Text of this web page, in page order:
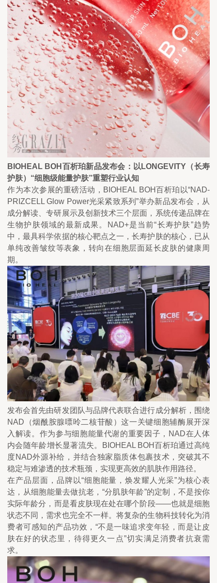
BIOHEAL BOH百析珀新品发布会：以LONGEVITY（长寿
护肤）“细胞级能量护肤”重塑行业认知
作为本次参展的重磅活动，BIOHEAL BOH百析珀以“NAD-
PRIZCELL Glow Power光采紧致系列”举办新品发布会，从
成分解读、专研展示及创新技术三个层面，系统传递品牌在
生物护肤领域的最新成果。NAD+是当前“长寿护肤”趋势
中，最具科学依据的核心靶点之一，长寿护肤的核心，已从
单纯改善皱纹等表象，转向在细胞层面延长皮肤的健康周
期。
发布会首先由研发团队与品牌代表联合进行成分解析，围绕
NAD（烟酰胺腺嘌呤二核苷酸）这一关键细胞辅酶展开深
入解读。作为参与细胞能量代谢的重要因子，NAD在人体
内会随年龄增长显著流失。BIOHEAL BOH百析珀通过高纯
度NAD外源补给，并结合独家脂质体包裹技术，突破其不
稳定与难渗透的技术瓶颈，实现更高效的肌肤作用路径。
在产品层面，品牌以“细胞能量，焕发耀人光采”为核心表
达，从细胞能量去做抗老，“分肌肤年龄”的定制，不是按你
实际年龄分，而是看皮肤现在处在哪个阶段——也就是细胞
状态不同，需求也完全不一样。将复杂的生物科技转化为消
费者可感知的产品功效，“不是一味追求变年轻，而是让皮
肤在好的状态里，待得更久一点”切实满足消费者抗衰需
求。